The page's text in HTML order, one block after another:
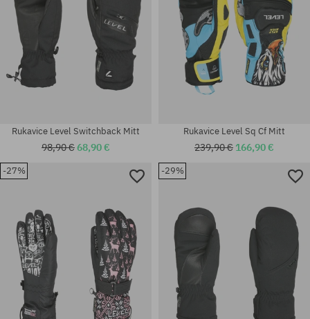
S; M; L; XXL
M; M-L
Rukavice Level Switchback Mitt
98,90 €68,90 €
Rukavice Level Sq Cf Mitt
239,90 € 166,90 €
-27% -29%